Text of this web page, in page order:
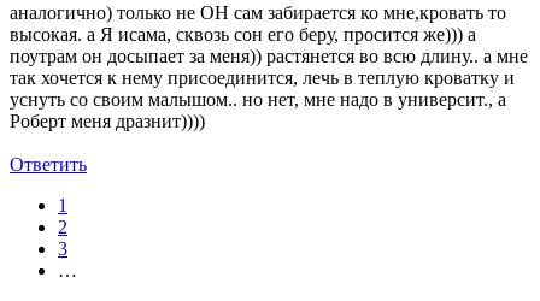
аналогично) только не ОН сам забирается ко мне,кровать то
высокая. а Я исама, сквозь сон его беру, просится же))) а
поутрам он досыпает за меня)) растянется во всю длину.. а мне
так хочется к нему присоединится, лечь в теплую кроватку и
уснуть со своим малышом.. но нет, мне надо в университ., а
Роберт меня дразнит))))
Ответить
1
2
3
…